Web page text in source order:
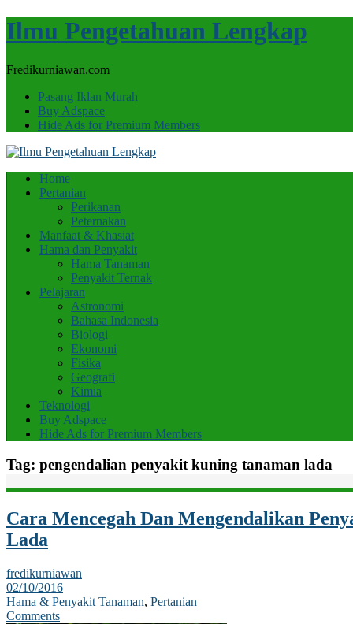
Ilmu Pengetahuan Lengkap
Fredikurniawan.com
Pasang Iklan Murah
Buy Adspace
Hide Ads for Premium Members
Home
Pertanian
Perikanan
Peternakan
Manfaat & Khasiat
Hama dan Penyakit
Hama Tanaman
Penyakit Ternak
Pelajaran
Astronomi
Bahasa Indonesia
Biologi
Ekonomi
Fisika
Geografi
Kimia
Teknologi
Buy Adspace
Hide Ads for Premium Members
Tag: pengendalian penyakit kuning tanaman lada
Cara Mencegah Dan Mengendalikan
Lada
fredikurniawan
02/10/2016
Hama & Penyakit Tanaman, Pertanian
Comments